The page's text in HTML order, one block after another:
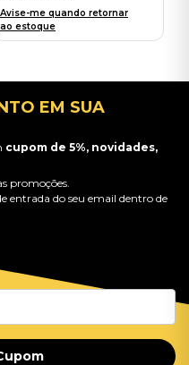
Avise-me quando retornar
ao estoque
EM SUA
cupom de 5%, novidades,
promoções.
entrada do seu email dentro de